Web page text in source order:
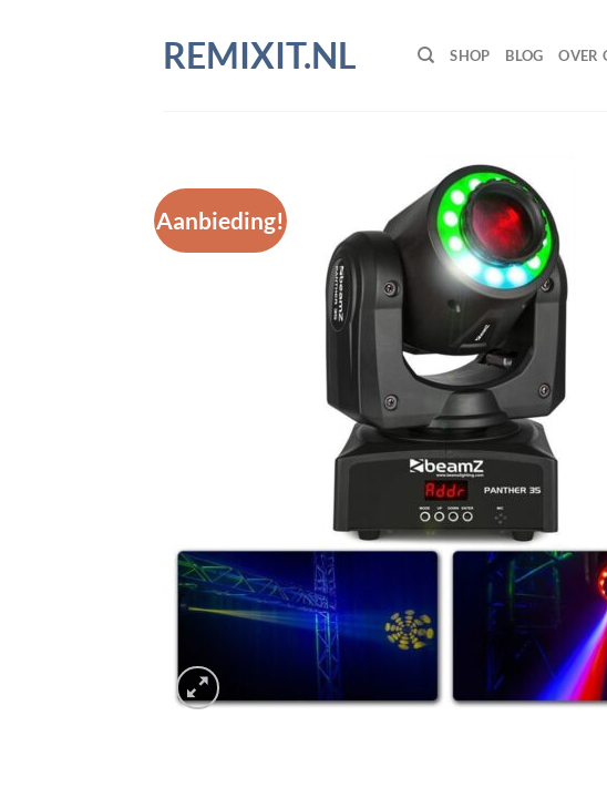
REMIXIT.NL SHOP BLOG OVER
Aanbieding!